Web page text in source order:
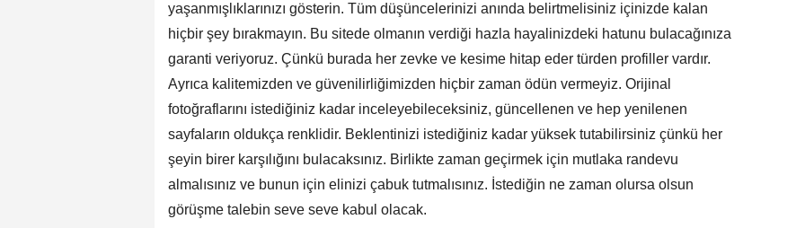
yaşanmışlıklarınızı gösterin. Tüm düşüncelerinizi anında belirtmelisiniz içinizde kalan
hiçbir şey bırakmayın. Bu sitede olmanın verdiği hazla hayalinizdeki hatunu bulacağınıza
garanti veriyoruz. Çünkü burada her zevke ve kesime hitap eder türden profiller vardır.
Ayrıca kalitemizden ve güvenilirliğimizden hiçbir zaman ödün vermeyiz. Orijinal
fotoğraflarını istediğiniz kadar inceleyebileceksiniz, güncellenen ve hep yenilenen
sayfaların oldukça renklidir. Beklentinizi istediğiniz kadar yüksek tutabilirsiniz çünkü her
şeyin birer karşılığını bulacaksınız. Birlikte zaman geçirmek için mutlaka randevu
almalısınız ve bunun için elinizi çabuk tutmalısınız. İstediğin ne zaman olursa olsun
görüşme talebin seve seve kabul olacak.